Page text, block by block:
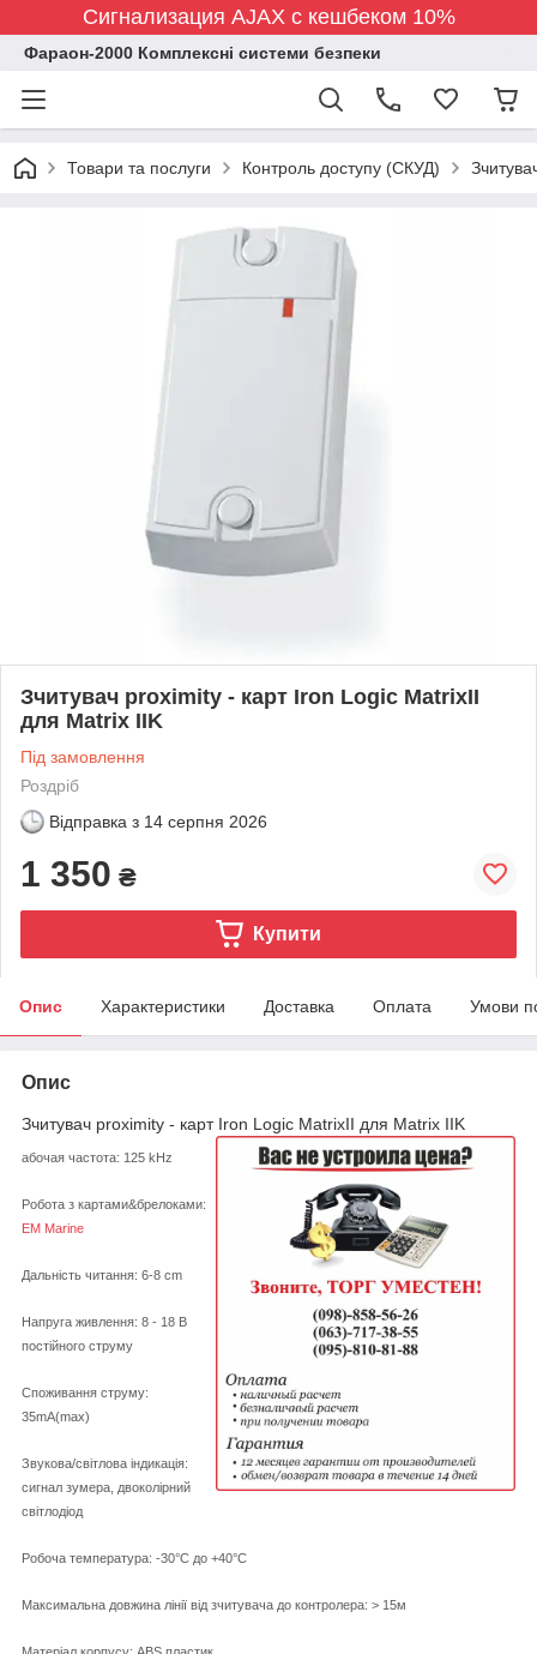
Сигнализация AJAX с кешбеком 10%
Фараон-2000 Комплексні системи безпеки
Товари та послуги Контроль доступу (СКУД)
Зчитувач proximity - карт Iron Logic MatrixII
для Matrix IIK
Під замовлення
Роздріб
Відправка з 14 серпня 2026
1 350 ₴
Купити
Опис Характеристики Доставка Оплата Умови
Опис
Зчитувач proximity - карт Iron Logic MatrixII для Matrix IIK
абочая частота: 125 kHz
Робота з картами&брелоками:
EM Marine
Дальність читання: 6-8 cm
Напруга живлення: 8 - 18 В
постійного струму
Споживання струму:
35mA(max)
Звукова/світлова індикація:
сигнал зумера, двоколірний
світлодіод
Робоча температура: -30°С до +40°С
Максимальна довжина лінії від зчитувача до контролера: > 15м